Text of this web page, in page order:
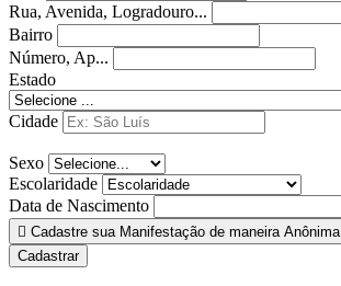
Rua, Avenida, Logradouro...
Bairro
Número, Ap...
Estado
Cidade
Sexo
Escolaridade
Data de Nascimento
Cadastre sua Manifestação de maneira Anônima
Cadastrar